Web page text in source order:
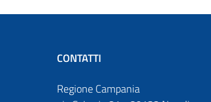
CONTATTI
Regione Campania